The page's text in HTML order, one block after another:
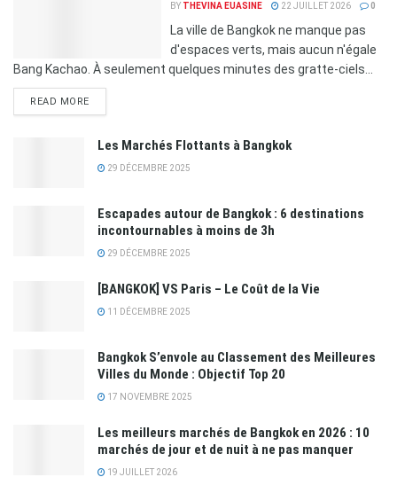
BY THEVINA EUASINE 22 JUILLET 2026 0
La ville de Bangkok ne manque pas
d'espaces verts, mais aucun n'égale
Bang Kachao. À seulement quelques minutes des gratte-ciels...
READ MORE
Les Marchés Flottants à Bangkok
29 DÉCEMBRE 2025
Escapades autour de Bangkok : 6 destinations
incontournables à moins de 3h
29 DÉCEMBRE 2025
[BANGKOK] VS Paris – Le Coût de la Vie
11 DÉCEMBRE 2025
​Bangkok S’envole au Classement des Meilleures
Villes du Monde : Objectif Top 20
17 NOVEMBRE 2025
Les meilleurs marchés de Bangkok en 2026 : 10
marchés de jour et de nuit à ne pas manquer
19 JUILLET 2026